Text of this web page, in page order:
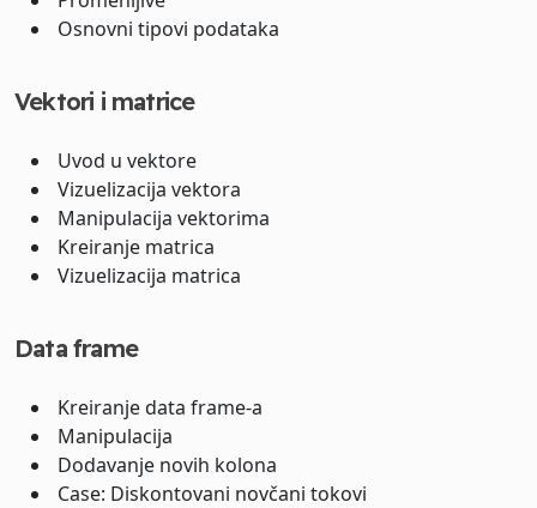
Osnovni tipovi podataka
Vektori i matrice
Uvod u vektore
Vizuelizacija vektora
Manipulacija vektorima
Kreiranje matrica
Vizuelizacija matrica
Data frame
Kreiranje data frame-a
Manipulacija
Dodavanje novih kolona
Case: Diskontovani novčani tokovi